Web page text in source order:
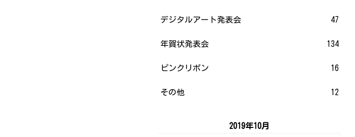
デジタルアート発表会 47
年賀状発表会 134
ピンクリボン 16
その他 12
2019年10月